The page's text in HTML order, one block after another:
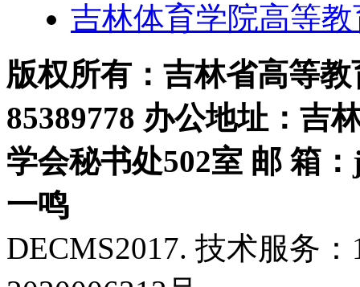
吉林体育学院高等
版权所有：吉林省高等
85389778 办公地址：吉
学会秘书处502室 邮 箱
一鸣
DECMS2017. 技术服务